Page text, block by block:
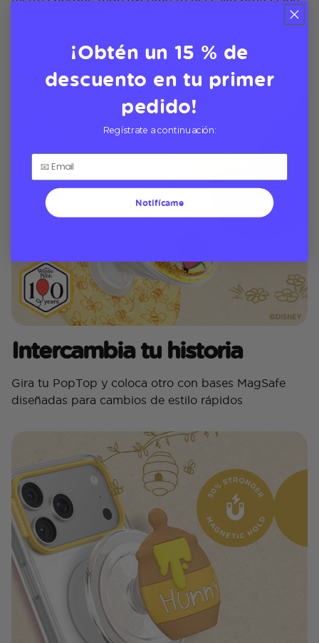
Intercambia tu historia
Gira tu PopTop y coloca otro con bases MagSafe
diseñadas para cambios de estilo rápidos
¡Obtén un 15 % de
descuento en tu primer
pedido!
Regístrate a continuación:
Notifícame